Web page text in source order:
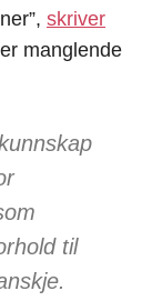
skriver
manglende
til